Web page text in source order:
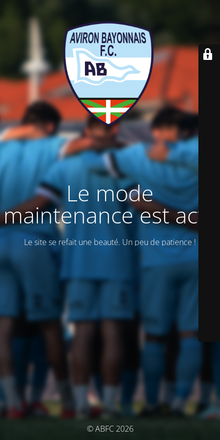
Le mode
maintenance est actif
Le site se refait une beauté. Un peu de patience !
© ABFC 2026